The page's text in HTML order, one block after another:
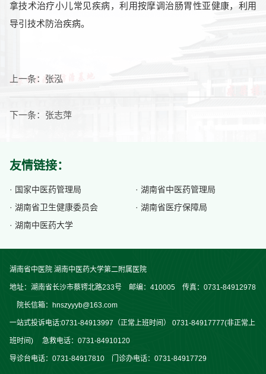
拿技术治疗小儿常见疾病，利用按摩调治肠胃性亚健康，利用
导引技术防治疾病。
上一条： 张泓
下一条： 张志萍
友情链接：
· 国家中医药管理局
· 湖南省中医药管理局
· 湖南省卫生健康委员会
· 湖南省医疗保障局
· 湖南中医药大学
湖南省中医院 湖南中医药大学第二附属医院
地址：湖南省长沙市蔡锷北路233号 邮编：410005 传真：0731-84912978
院长信箱：hnszyyyb@163.com
一站式投诉电话:0731-84913997（正常上班时间） 0731-84917777(非正常上
班时间) 急救电话：0731-84910120
导诊台电话：0731-84917810 门诊办电话：0731-84917729